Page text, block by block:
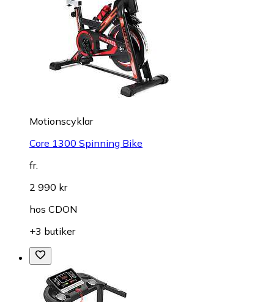
Motionscyklar
Core 1300 Spinning Bike
fr.
2 990 kr
hos CDON
+3 butiker